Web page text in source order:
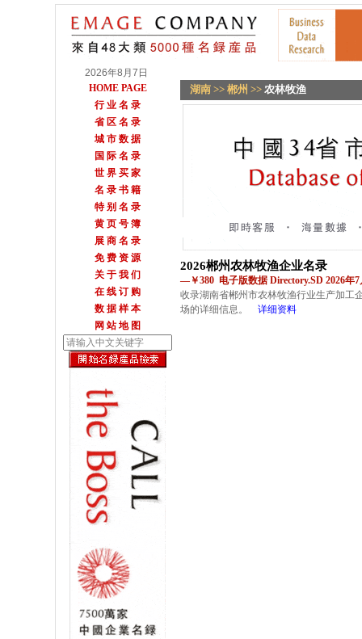
2026年8月7日
HOME PAGE
行 业 名 录
省 区 名 录
城 市 数 据
国 际 名 录
世 界 买 家
名 录 书 籍
特 别 名 录
黄 页 号 簿
展 商 名 录
免 费 资 源
关 于 我 们
在 线 订 购
数 据 样 本
网 站 地 图
湖南 >> 郴州 >> 农林牧渔
2026郴州农林牧渔企业名录
—￥380 电子版数据 Directory.SD 2026年7
收录湖南省郴州市农林牧渔行业生产加工
场的详细信息。
详细资料